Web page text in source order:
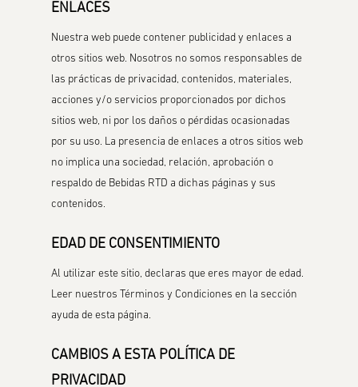
ENLACES
Nuestra web puede contener publicidad y enlaces a
otros sitios web. Nosotros no somos responsables de
las prácticas de privacidad, contenidos, materiales,
acciones y/o servicios proporcionados por dichos
sitios web, ni por los daños o pérdidas ocasionadas
por su uso. La presencia de enlaces a otros sitios web
no implica una sociedad, relación, aprobación o
respaldo de Bebidas RTD a dichas páginas y sus
contenidos.
EDAD DE CONSENTIMIENTO
Al utilizar este sitio, declaras que eres mayor de edad.
Leer nuestros Términos y Condiciones en la sección
ayuda de esta página.
CAMBIOS A ESTA POLÍTICA DE
PRIVACIDAD